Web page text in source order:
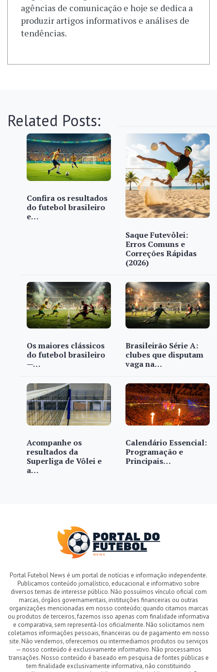
agências de comunicação e hoje se dedica a
produzir artigos informativos e análises de
tendências.
Related Posts:
Confira os resultados
do futebol brasileiro
e…
Saque Futevôlei:
Erros Comuns e
Correções Rápidas
(2026)
Os maiores clássicos
do futebol brasileiro
—…
Brasileirão Série A:
clubes que disputam
vaga na…
Acompanhe os
resultados da
Superliga de Vôlei e
a…
Calendário Essencial:
Programação e
Principais…
Portal Futebol News é um portal de notícias e informação independente.
Publicamos conteúdo jornalístico, educacional e informativo sobre
diversos temas de interesse público. Não possuímos vínculo oficial com
marcas, órgãos governamentais, instituições financeiras ou outras
organizações mencionadas em nosso conteúdo; quando citamos marcas
ou produtos de terceiros, fazemos isso apenas com finalidade informativa
e comparativa, sem representá-los oficialmente. Não solicitamos nem
coletamos informações pessoais, financeiras ou de pagamento em nosso
site. Não vendemos, oferecemos ou intermediamos produtos ou serviços
— nosso conteúdo é exclusivamente informativo. Não processamos
transações. Nosso conteúdo é baseado em pesquisa de fontes públicas e
tem finalidade exclusivamente informativa, não constituindo